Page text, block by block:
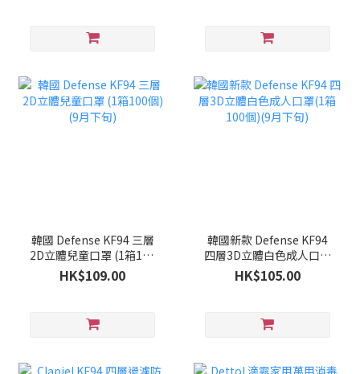
韓國 Defense KF94 三層
2D立體兒童口罩 (1箱100
個)(9月下旬)
HK$109.00
韓國新款 Defense KF94
四層3D立體白色成人口罩
(1箱100個)(9月下旬)
HK$105.00